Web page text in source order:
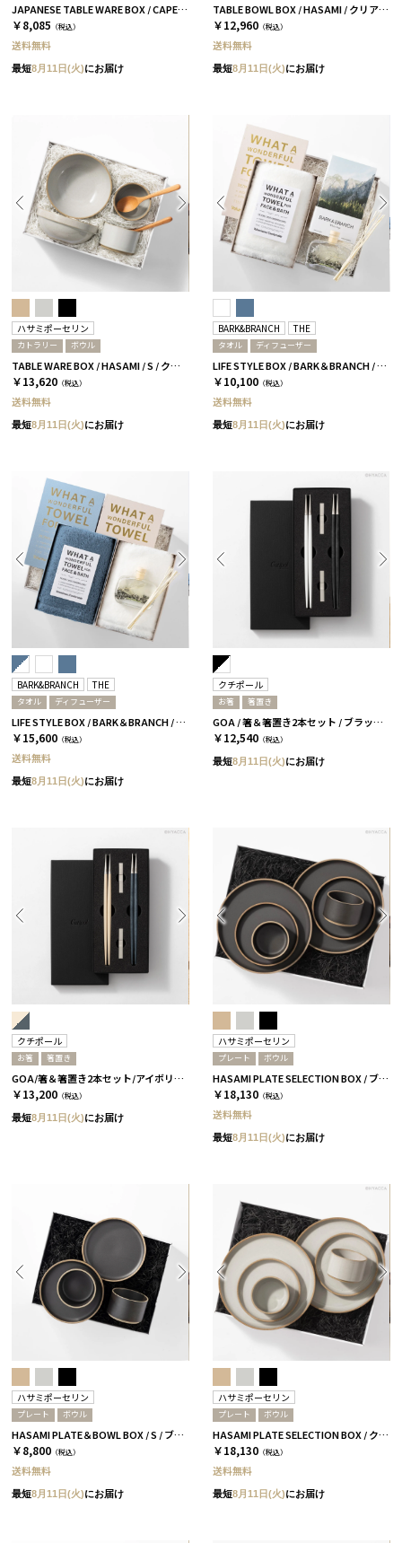
JAPANESE TABLE WARE BOX / CAPE / 茶碗+箸 / 浅葱＆桜
￥8,085 （税込）
送料無料
最短8月11日(火)にお届け
TABLE BOWL BOX / HASAMI / クリア［ハサミポーセリン］
￥12,960 （税込）
送料無料
最短8月11日(火)にお届け
ハサミポーセリン
カトラリー ボウル
TABLE WARE BOX / HASAMI / S / クリア［ハサミポーセリン］
￥13,620 （税込）
送料無料
最短8月11日(火)にお届け
BARK&BRANCH THE
タオル ディフューザー
LIFE STYLE BOX / BARK＆BRANCH / ホワイト
￥10,100 （税込）
送料無料
最短8月11日(火)にお届け
BARK&BRANCH THE
タオル ディフューザー
LIFE STYLE BOX / BARK＆BRANCH / DUO / ブルー＆ホワイト
￥15,600 （税込）
送料無料
最短8月11日(火)にお届け
クチポール
お箸 箸置き
GOA / 箸＆箸置き2本セット / ブラックシルバー＆ホワイトシルバー［クチポール］
￥12,540 （税込）
最短8月11日(火)にお届け
クチポール
お箸 箸置き
GOA/箸＆箸置き2本セット/アイボリーシルバー＆ブルーシルバー［クチポール］
￥13,200 （税込）
最短8月11日(火)にお届け
ハサミポーセリン
プレート ボウル
HASAMI PLATE SELECTION BOX / ブラック［ハサミポーセリン］
￥18,130 （税込）
送料無料
最短8月11日(火)にお届け
ハサミポーセリン
プレート ボウル
HASAMI PLATE＆BOWL BOX / S / ブラック［ハサミポーセリン］
￥8,800 （税込）
送料無料
最短8月11日(火)にお届け
ハサミポーセリン
プレート ボウル
HASAMI PLATE SELECTION BOX / クリア［ハサミポーセリン］
￥18,130 （税込）
送料無料
最短8月11日(火)にお届け